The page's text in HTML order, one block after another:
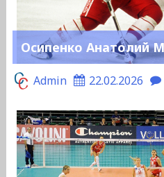
Осипенко Анатолий
Admin 22.02.2026